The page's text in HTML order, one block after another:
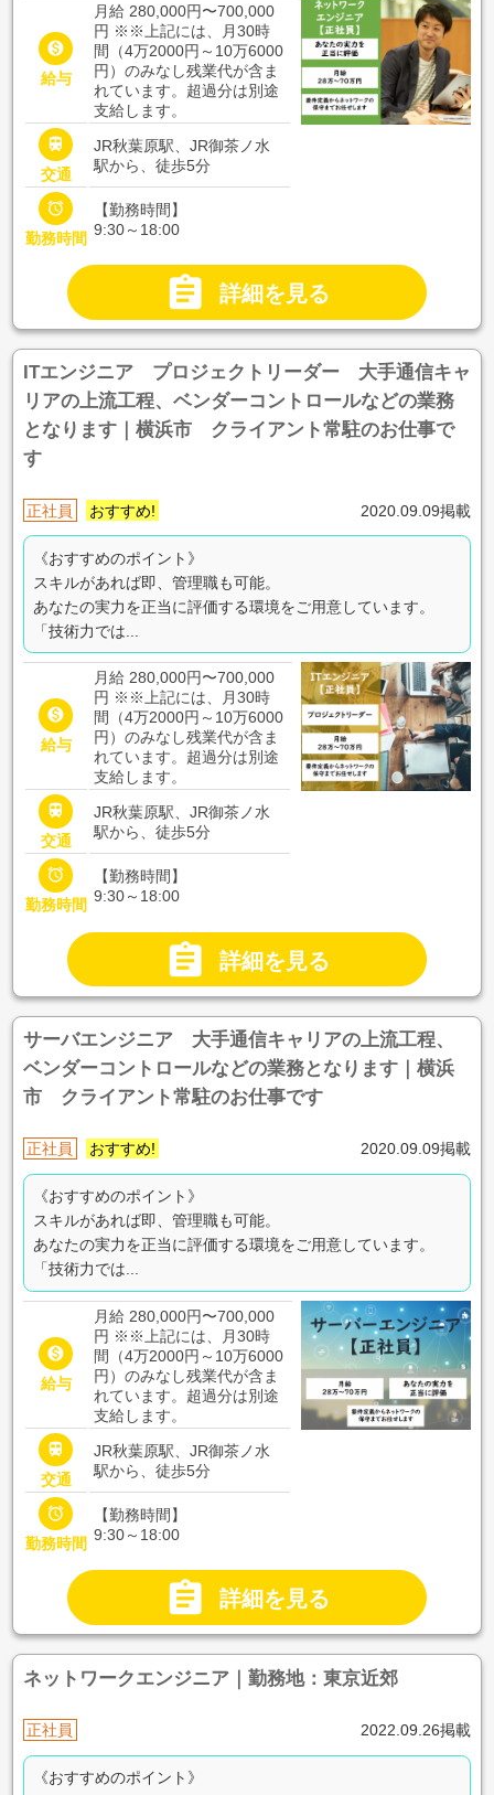

給与
月給 280,000円〜700,000
円 ※※上記には、月30時
間（4万2000円～10万6000
円）のみなし残業代が含ま
れています。超過分は別途
支給します。

交通
JR秋葉原駅、JR御茶ノ水
駅から、徒歩5分

勤務時間
【勤務時間】
9:30～18:00
 詳細を見る
ITエンジニア プロジェクトリーダー 大手通信キャ
リアの上流工程、ベンダーコントロールなどの業務
となります｜横浜市 クライアント常駐のお仕事で
す
正社員 おすすめ! 2020.09.09掲載
《おすすめのポイント》
スキルがあれば即、管理職も可能。
あなたの実力を正当に評価する環境をご用意しています。
「技術力では...

給与
月給 280,000円〜700,000
円 ※※上記には、月30時
間（4万2000円～10万6000
円）のみなし残業代が含ま
れています。超過分は別途
支給します。

交通
JR秋葉原駅、JR御茶ノ水
駅から、徒歩5分

勤務時間
【勤務時間】
9:30～18:00
 詳細を見る
サーバエンジニア 大手通信キャリアの上流工程、
ベンダーコントロールなどの業務となります｜横浜
市 クライアント常駐のお仕事です
正社員 おすすめ! 2020.09.09掲載
《おすすめのポイント》
スキルがあれば即、管理職も可能。
あなたの実力を正当に評価する環境をご用意しています。
「技術力では...

給与
月給 280,000円〜700,000
円 ※※上記には、月30時
間（4万2000円～10万6000
円）のみなし残業代が含ま
れています。超過分は別途
支給します。

交通
JR秋葉原駅、JR御茶ノ水
駅から、徒歩5分

勤務時間
【勤務時間】
9:30～18:00
 詳細を見る
ネットワークエンジニア｜勤務地：東京近郊
正社員 2022.09.26掲載
《おすすめのポイント》